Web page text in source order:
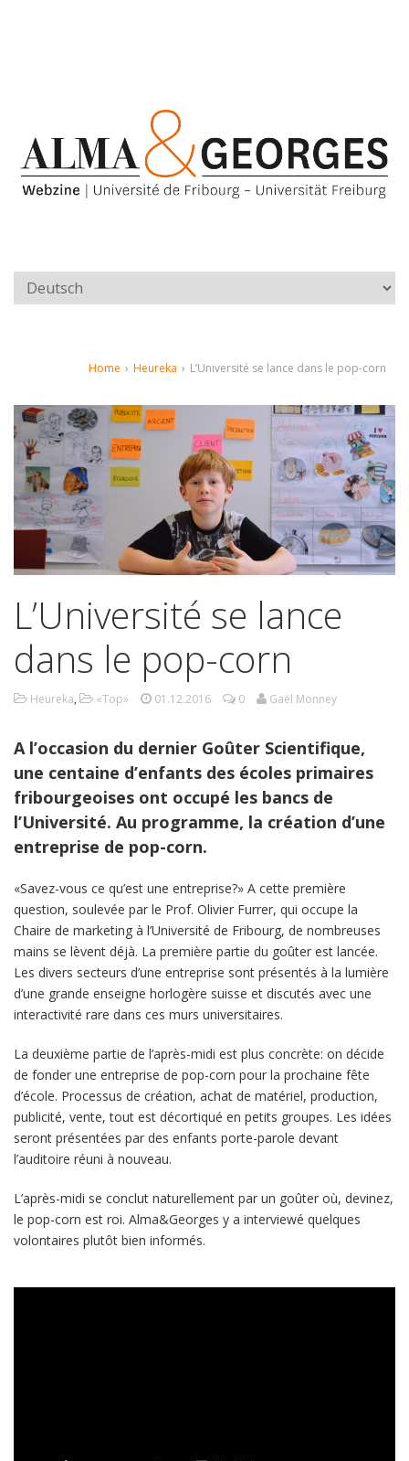
Home › Heureka › L’Université se lance dans le pop-corn
L’Université se lance
dans le pop-corn
Heureka, «Top» 01.12.2016 0 Gaël Monney
A l’occasion du dernier Goûter Scientifique,
une centaine d’enfants des écoles primaires
fribourgeoises ont occupé les bancs de
l’Université. Au programme, la création d’une
entreprise de pop-corn.
«Savez-vous ce qu’est une entreprise?» A cette première
question, soulevée par le Prof. Olivier Furrer, qui occupe la
Chaire de marketing à l’Université de Fribourg, de nombreuses
mains se lèvent déjà. La première partie du goûter est lancée.
Les divers secteurs d’une entreprise sont présentés à la lumière
d’une grande enseigne horlogère suisse et discutés avec une
interactivité rare dans ces murs universitaires.
La deuxième partie de l’après-midi est plus concrète: on décide
de fonder une entreprise de pop-corn pour la prochaine fête
d’école. Processus de création, achat de matériel, production,
publicité, vente, tout est décortiqué en petits groupes. Les idées
seront présentées par des enfants porte-parole devant
l’auditoire réuni à nouveau.
L’après-midi se conclut naturellement par un goûter où, devinez,
le pop-corn est roi. Alma&Georges y a interviewé quelques
volontaires plutôt bien informés.